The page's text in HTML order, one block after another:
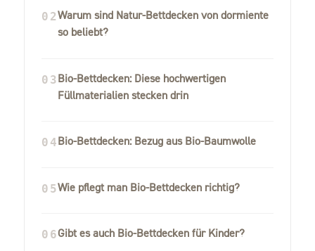
02Warum sind Natur-Bettdecken von dormiente
so beliebt?
03Bio-Bettdecken: Diese hochwertigen
Füllmaterialien stecken drin
04Bio-Bettdecken: Bezug aus Bio-Baumwolle
05Wie pflegt man Bio-Bettdecken richtig?
06Gibt es auch Bio-Bettdecken für Kinder?